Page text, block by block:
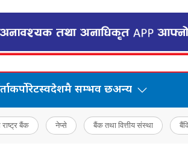
कर्पोरेटस्वदेशमै सम्भव छअन्य
राष्ट्र बैंक नेप्से बैंक तथा वित्तीय संस्था